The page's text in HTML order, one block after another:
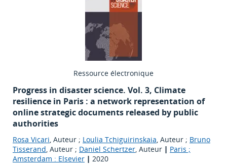
Ressource électronique
Progress in disaster science. Vol. 3, Climate
resilience in Paris : a network representation of
online strategic documents released by public
authorities
Rosa Vicari, Auteur ; Loulia Tchiguirinskaia, Auteur ; Bruno
Tisserand, Auteur ; Daniel Schertzer, Auteur | Paris ;
Amsterdam : Elsevier | 2020